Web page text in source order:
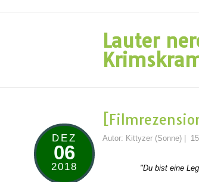
Lauter
DEZ
06
2018
Autor: Kittyzer (Sonne)
"Du bist eine